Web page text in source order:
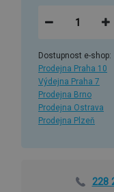
Dostupnost e-shop:
Prodejna Praha 10
Výdejna Praha 7
Prodejna Brno
Prodejna Ostrava
Prodejna Plzeň
228